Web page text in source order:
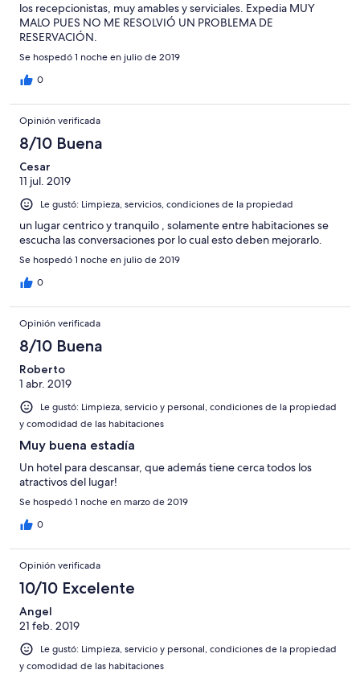
los recepcionistas, muy amables y serviciales. Expedia MUY
MALO PUES NO ME RESOLVIÓ UN PROBLEMA DE
RESERVACIÓN.
Se hospedó 1 noche en julio de 2019
0
Opinión verificada
8/10 Buena
Cesar
11 jul. 2019
Le gustó: Limpieza, servicios, condiciones de la propiedad
un lugar centrico y tranquilo , solamente entre habitaciones se
escucha las conversaciones por lo cual esto deben mejorarlo.
Se hospedó 1 noche en julio de 2019
0
Opinión verificada
8/10 Buena
Roberto
1 abr. 2019
Le gustó: Limpieza, servicio y personal, condiciones de la propiedad
y comodidad de las habitaciones
Muy buena estadía
Un hotel para descansar, que además tiene cerca todos los
atractivos del lugar!
Se hospedó 1 noche en marzo de 2019
0
Opinión verificada
10/10 Excelente
Angel
21 feb. 2019
Le gustó: Limpieza, servicio y personal, condiciones de la propiedad
y comodidad de las habitaciones